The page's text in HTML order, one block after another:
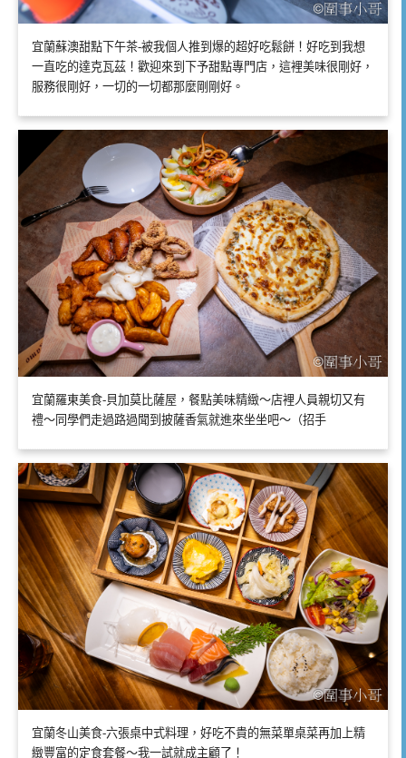
宜蘭蘇澳甜點下午茶-被我個人推到爆的超好吃鬆餅！好吃到我想
一直吃的達克瓦茲！歡迎來到下予甜點專門店，這裡美味很剛好，
服務很剛好，一切的一切都那麼剛剛好。
宜蘭羅東美食-貝加莫比薩屋，餐點美味精緻～店裡人員親切又有
禮～同學們走過路過聞到披薩香氣就進來坐坐吧～（招手
宜蘭冬山美食-六張桌中式料理，好吃不貴的無菜單桌菜再加上精
緻豐富的定食套餐～我一試就成主顧了！